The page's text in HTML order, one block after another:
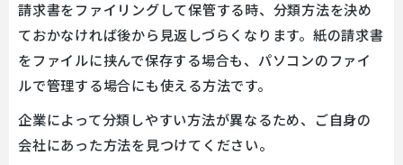
請求書をファイリングして保管する時、分類方法を決め
ておかなければ後から見返しづらくなります。紙の請求書
をファイルに挟んで保存する場合も、パソコンのファイ
ルで管理する場合にも使える方法です。
企業によって分類しやすい方法が異なるため、ご自身の
会社にあった方法を見つけてください。